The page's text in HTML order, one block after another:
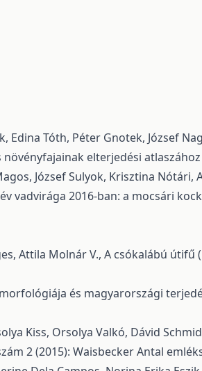
Tóth, Péter Gnotek, József
elterjedési atlaszához
József Sulyok, Krisztina Nótári,
vadvirága 2016-ban: a mocsári
Attila Molnár V., A csókalábú útifű
és magyarországi
Kiss, Orsolya Valkó, Dávid
2 (2015): Waisbecker Antal